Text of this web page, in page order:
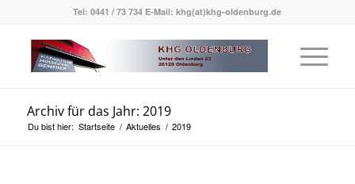
Tel: 0441 / 73 734 E-Mail: khg(at)khg-oldenburg.de
Archiv für das Jahr: 2019
Du bist hier: Startseite / Aktuelles / 2019